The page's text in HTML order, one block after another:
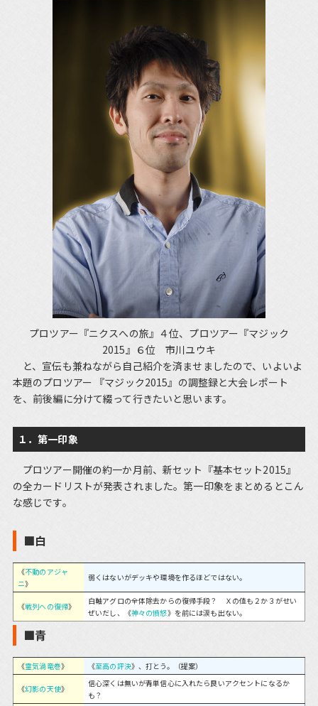
プロツアー『ニクスへの旅』４位、プロツアー『マジック
2015』６位 市川ユウキ
と、宣伝も兼ねながら自己紹介を済ませましたので、いよいよ
本題のプロツアー 『マジック2015』の調整録と大会レポート
を、前後編に分けて綴って行きたいと思います。
１．第一印象
プロツアー開催の約一か月前、新セット『基本セット2015』
の全カードリストが発表されました。第一印象をまとめるとこん
な感じです。
■白
《不動のアジャ
ニ》
弱くはないがデッキや環境を作るほどではない。
《戦列への復帰》
白軸アグロの全体除去からの復帰手段？ Ｘの値も２か３がせい
ぜいだし、《神々の憤怒》を前には涙も出ない。
■青
《霊気渦竜巻》 《至高の評決》、打とう。（提案）
《幻影の天使》
信心深くは無いが青単信心に入れたら良いアクセントになるか
も？